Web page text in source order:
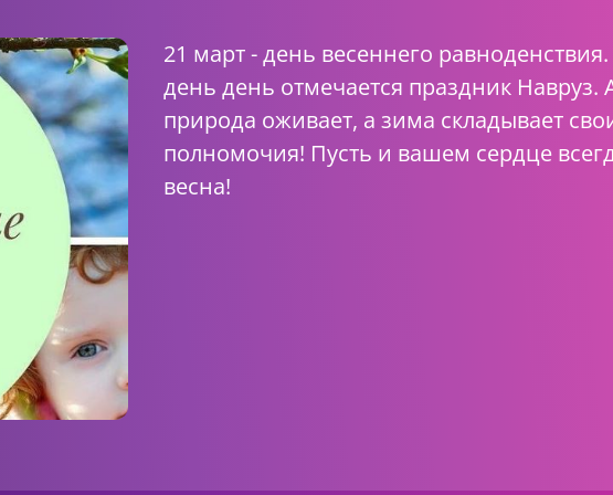
21 март - день весеннего равноденствия.
день день отмечается праздник Навруз.
природа оживает, а зима складывает
полномочия! Пусть и вашем сердце
весна!